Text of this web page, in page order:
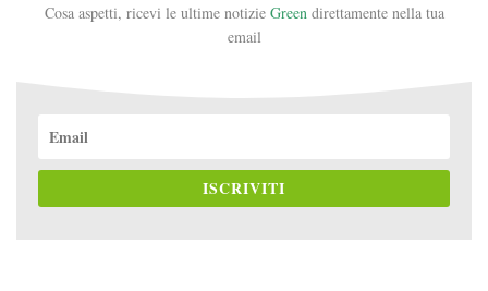
Cosa aspetti, ricevi le ultime notizie Greendirettamente nella tua
email
ISCRIVITI